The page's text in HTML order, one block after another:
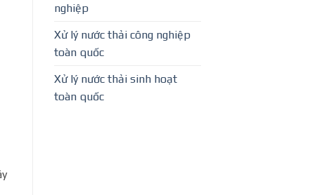
nghiệp
Xử lý nước thải công nghiệp
toàn quốc
Xử lý nước thải sinh hoạt
toàn quốc